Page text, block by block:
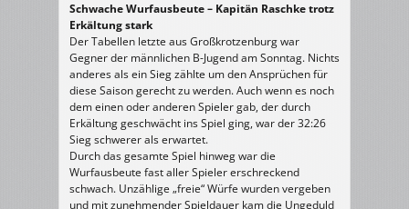
Schwache Wurfausbeute – Kapitän Raschke trotz
Erkältung stark
Der Tabellen letzte aus Großkrotzenburg war
Gegner der männlichen B-Jugend am Sonntag. Nichts
anderes als ein Sieg zählte um den Ansprüchen für
diese Saison gerecht zu werden. Auch wenn es noch
dem einen oder anderen Spieler gab, der durch
Erkältung geschwächt ins Spiel ging, war der 32:26
Sieg schwerer als erwartet.
Durch das gesamte Spiel hinweg war die
Wurfausbeute fast aller Spieler erschreckend
schwach. Unzählige „freie“ Würfe wurden vergeben
und mit zunehmender Spieldauer kam die Ungeduld